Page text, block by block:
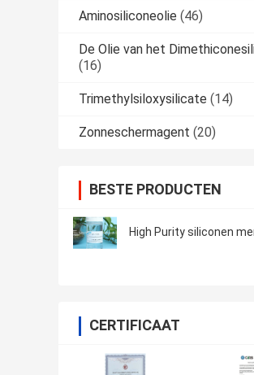
Aminosiliconeolie (46)
De Olie van het
(16)
Trimethylsiloxysilicate (14)
Zonneschermagent (20)
BESTE PRODUCTEN
High Purity siliconen
CERTIFICAAT